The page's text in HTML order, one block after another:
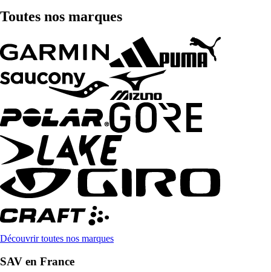
Toutes nos marques
Découvrir toutes nos marques
SAV en France